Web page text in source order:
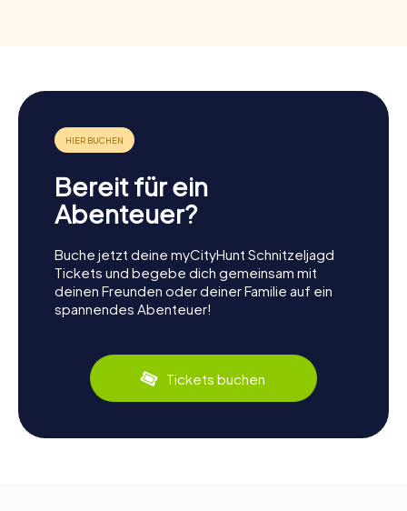
Bereit für ein
Abenteuer?
Buche jetzt deine myCityHunt Schnitzeljagd
Tickets und begebe dich gemeinsam mit
deinen Freunden oder deiner Familie auf ein
spannendes Abenteuer!
Tickets buchen